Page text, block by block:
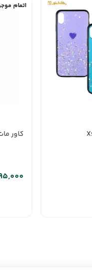
اتمام
کاور